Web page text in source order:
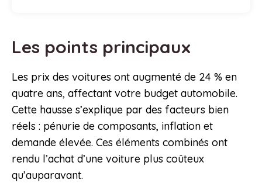
Les points principaux
Les prix des voitures ont augmenté de 24 % en
quatre ans, affectant votre budget automobile.
Cette hausse s’explique par des facteurs bien
réels : pénurie de composants, inflation et
demande élevée. Ces éléments combinés ont
rendu l’achat d’une voiture plus coûteux
qu’auparavant.